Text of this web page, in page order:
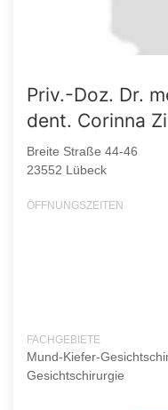
Priv.-Doz. Dr.
dent. Corinna
Breite Straße 44-46
23552 Lübeck
ÖFFNUNGSZEITEN
FACHGEBIETE
Mund-Kiefer-
Gesichtschirurgie